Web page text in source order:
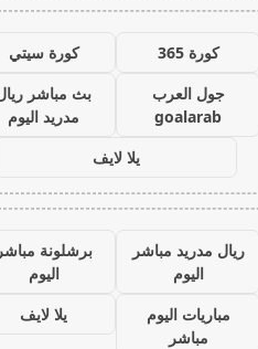
كورة 365
كورة سيتي
جول العرب
goalarab
بث مباشر
مدريد اليوم
يلا لايف
ريال مدريد مباشر
اليوم
برشلونة مباشر
اليوم
مباريات اليوم
مباشر
يلا لايف